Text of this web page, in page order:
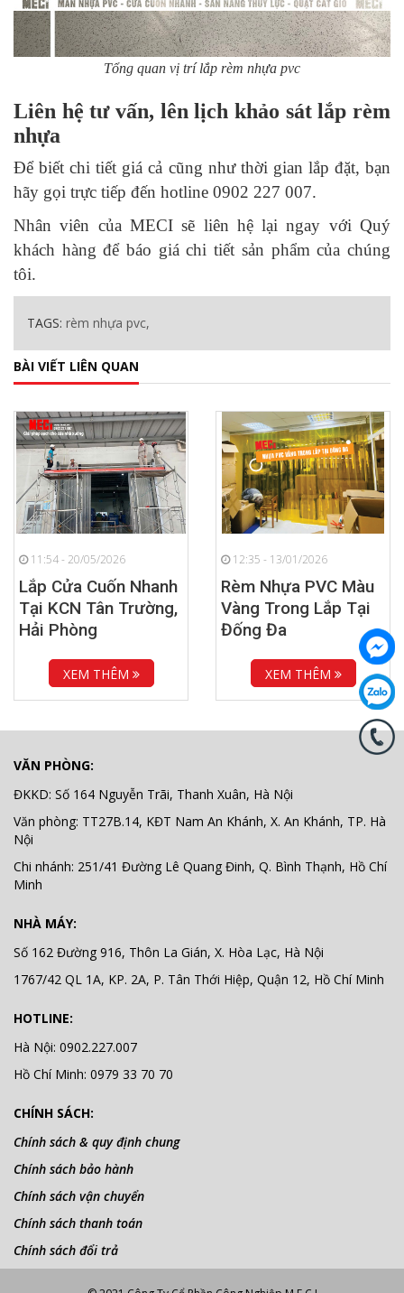
Tổng quan vị trí lắp rèm nhựa pvc
Liên hệ tư vấn, lên lịch khảo sát lắp rèm
nhựa
Để biết chi tiết giá cả cũng như thời gian lắp đặt, bạn
hãy gọi trực tiếp đến hotline 0902 227 007.
Nhân viên của MECI sẽ liên hệ lại ngay với Quý
khách hàng để báo giá chi tiết sản phẩm của chúng
tôi.
TAGS: rèm nhựa pvc,
BÀI VIẾT LIÊN QUAN
11:54 - 20/05/2026
Lắp Cửa Cuốn Nhanh
Tại KCN Tân Trường,
Hải Phòng
XEM THÊM
12:35 - 13/01/2026
Rèm Nhựa PVC Màu
Vàng Trong Lắp Tại
Đống Đa
XEM THÊM
VĂN PHÒNG:
ĐKKD: Số 164 Nguyễn Trãi, Thanh Xuân, Hà Nội
Văn phòng: TT27B.14, KĐT Nam An Khánh, X. An Khánh, TP. Hà
Nội
Chi nhánh: 251/41 Đường Lê Quang Đinh, Q. Bình Thạnh, Hồ Chí
Minh
NHÀ MÁY:
Số 162 Đường 916, Thôn La Gián, X. Hòa Lạc, Hà Nội
1767/42 QL 1A, KP. 2A, P. Tân Thới Hiệp, Quận 12, Hồ Chí Minh
HOTLINE:
Hà Nội: 0902.227.007
Hồ Chí Minh: 0979 33 70 70
CHÍNH SÁCH:
Chính sách & quy định chung
Chính sách bảo hành
Chính sách vận chuyển
Chính sách thanh toán
Chính sách đổi trả